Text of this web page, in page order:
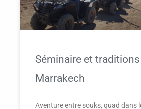
Séminaire et
Marrakech
Aventure entre souks, quad dans